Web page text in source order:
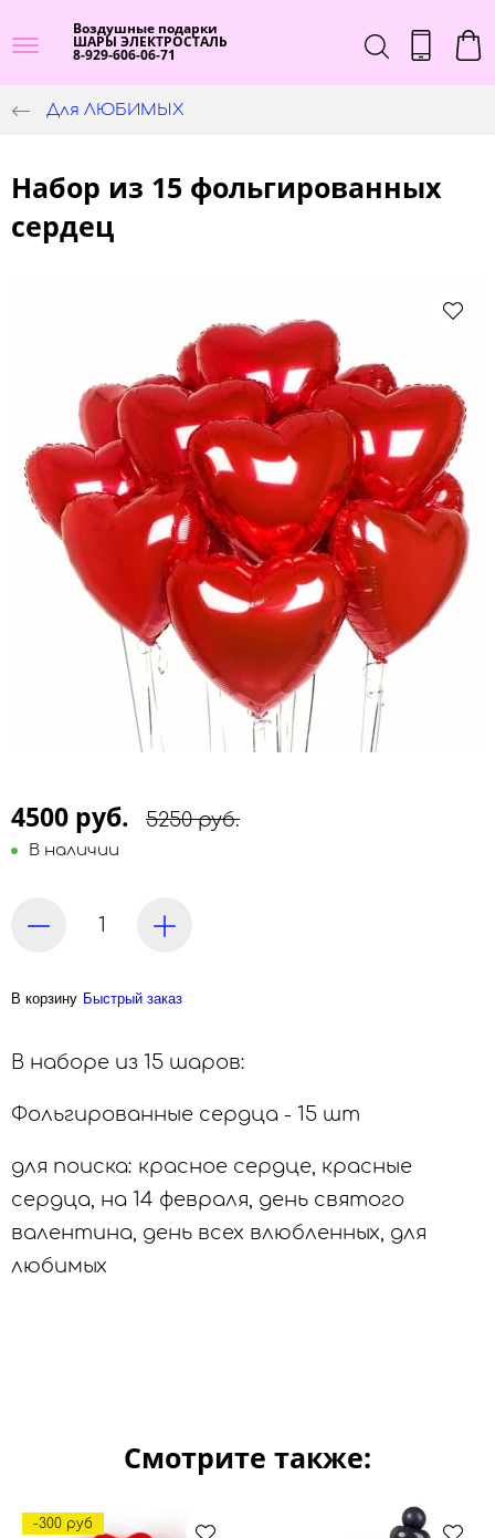
Воздушные подарки
ШАРЫ ЭЛЕКТРОСТАЛЬ
8-929-606-06-71
Для ЛЮБИМЫХ
Набор из 15 фольгированных
сердец
4500 руб. 5250 руб.
В наличии
В корзину Быстрый заказ
В наборе из 15 шаров:
Фольгированные сердца - 15 шт
для поиска: красное сердце, красные
сердца, на 14 февраля, день святого
валентина, день всех влюбленных, для
любимых
Смотрите также:
-300 руб